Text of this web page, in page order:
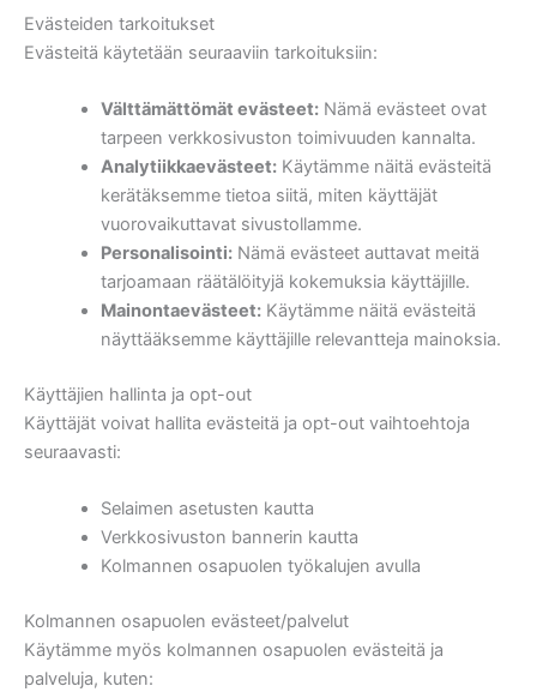
Evästeiden tarkoitukset
Evästeitä käytetään seuraaviin tarkoituksiin:
Välttämättömät evästeet:Nämä evästeet ovat
tarpeen verkkosivuston toimivuuden kannalta.
Analytiikkaevästeet:Käytämme näitä evästeitä
kerätäksemme tietoa siitä, miten käyttäjät
vuorovaikuttavat sivustollamme.
Personalisointi:Nämä evästeet auttavat meitä
tarjoamaan räätälöityjä kokemuksia käyttäjille.
Mainontaevästeet:Käytämme näitä evästeitä
näyttääksemme käyttäjille relevantteja mainoksia.
Käyttäjien hallinta ja opt-out
Käyttäjät voivat hallita evästeitä ja opt-out vaihtoehtoja
seuraavasti:
Selaimen asetusten kautta
Verkkosivuston bannerin kautta
Kolmannen osapuolen työkalujen avulla
Kolmannen osapuolen evästeet/palvelut
Käytämme myös kolmannen osapuolen evästeitä ja
palveluja, kuten: